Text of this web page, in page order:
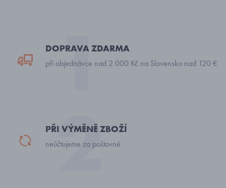
DOPRAVA ZDARMA
při objednávce nad 2 000 Kč na Slovensko nad 120 €
PŘI VÝMĚNĚ ZBOŽÍ
neúčtujeme za poštovné